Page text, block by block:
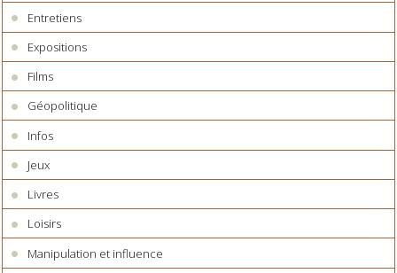
Entretiens
Expositions
Films
Géopolitique
Infos
Jeux
Livres
Loisirs
Manipulation et influence